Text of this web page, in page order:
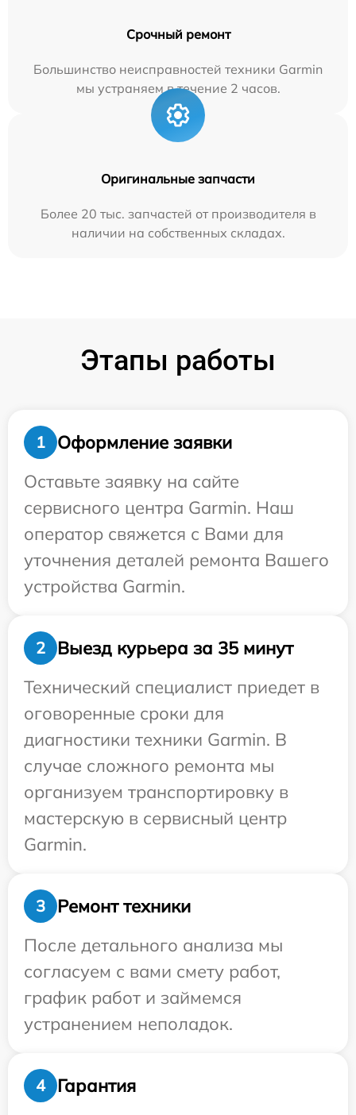
Срочный ремонт
Большинство неисправностей техники Garmin
мы устраняем в течение 2 часов.
Оригинальные запчасти
Более 20 тыс. запчастей от производителя в
наличии на собственных складах.
Этапы работы
1
Оформление заявки
Оставьте заявку на сайте
сервисного центра Garmin. Наш
оператор свяжется с Вами для
уточнения деталей ремонта Вашего
устройства Garmin.
2
Выезд курьера за 35 минут
Технический специалист приедет в
оговоренные сроки для
диагностики техники Garmin. В
случае сложного ремонта мы
организуем транспортировку в
мастерскую в сервисный центр
Garmin.
3
Ремонт техники
После детального анализа мы
согласуем с вами смету работ,
график работ и займемся
устранением неполадок.
4
Гарантия